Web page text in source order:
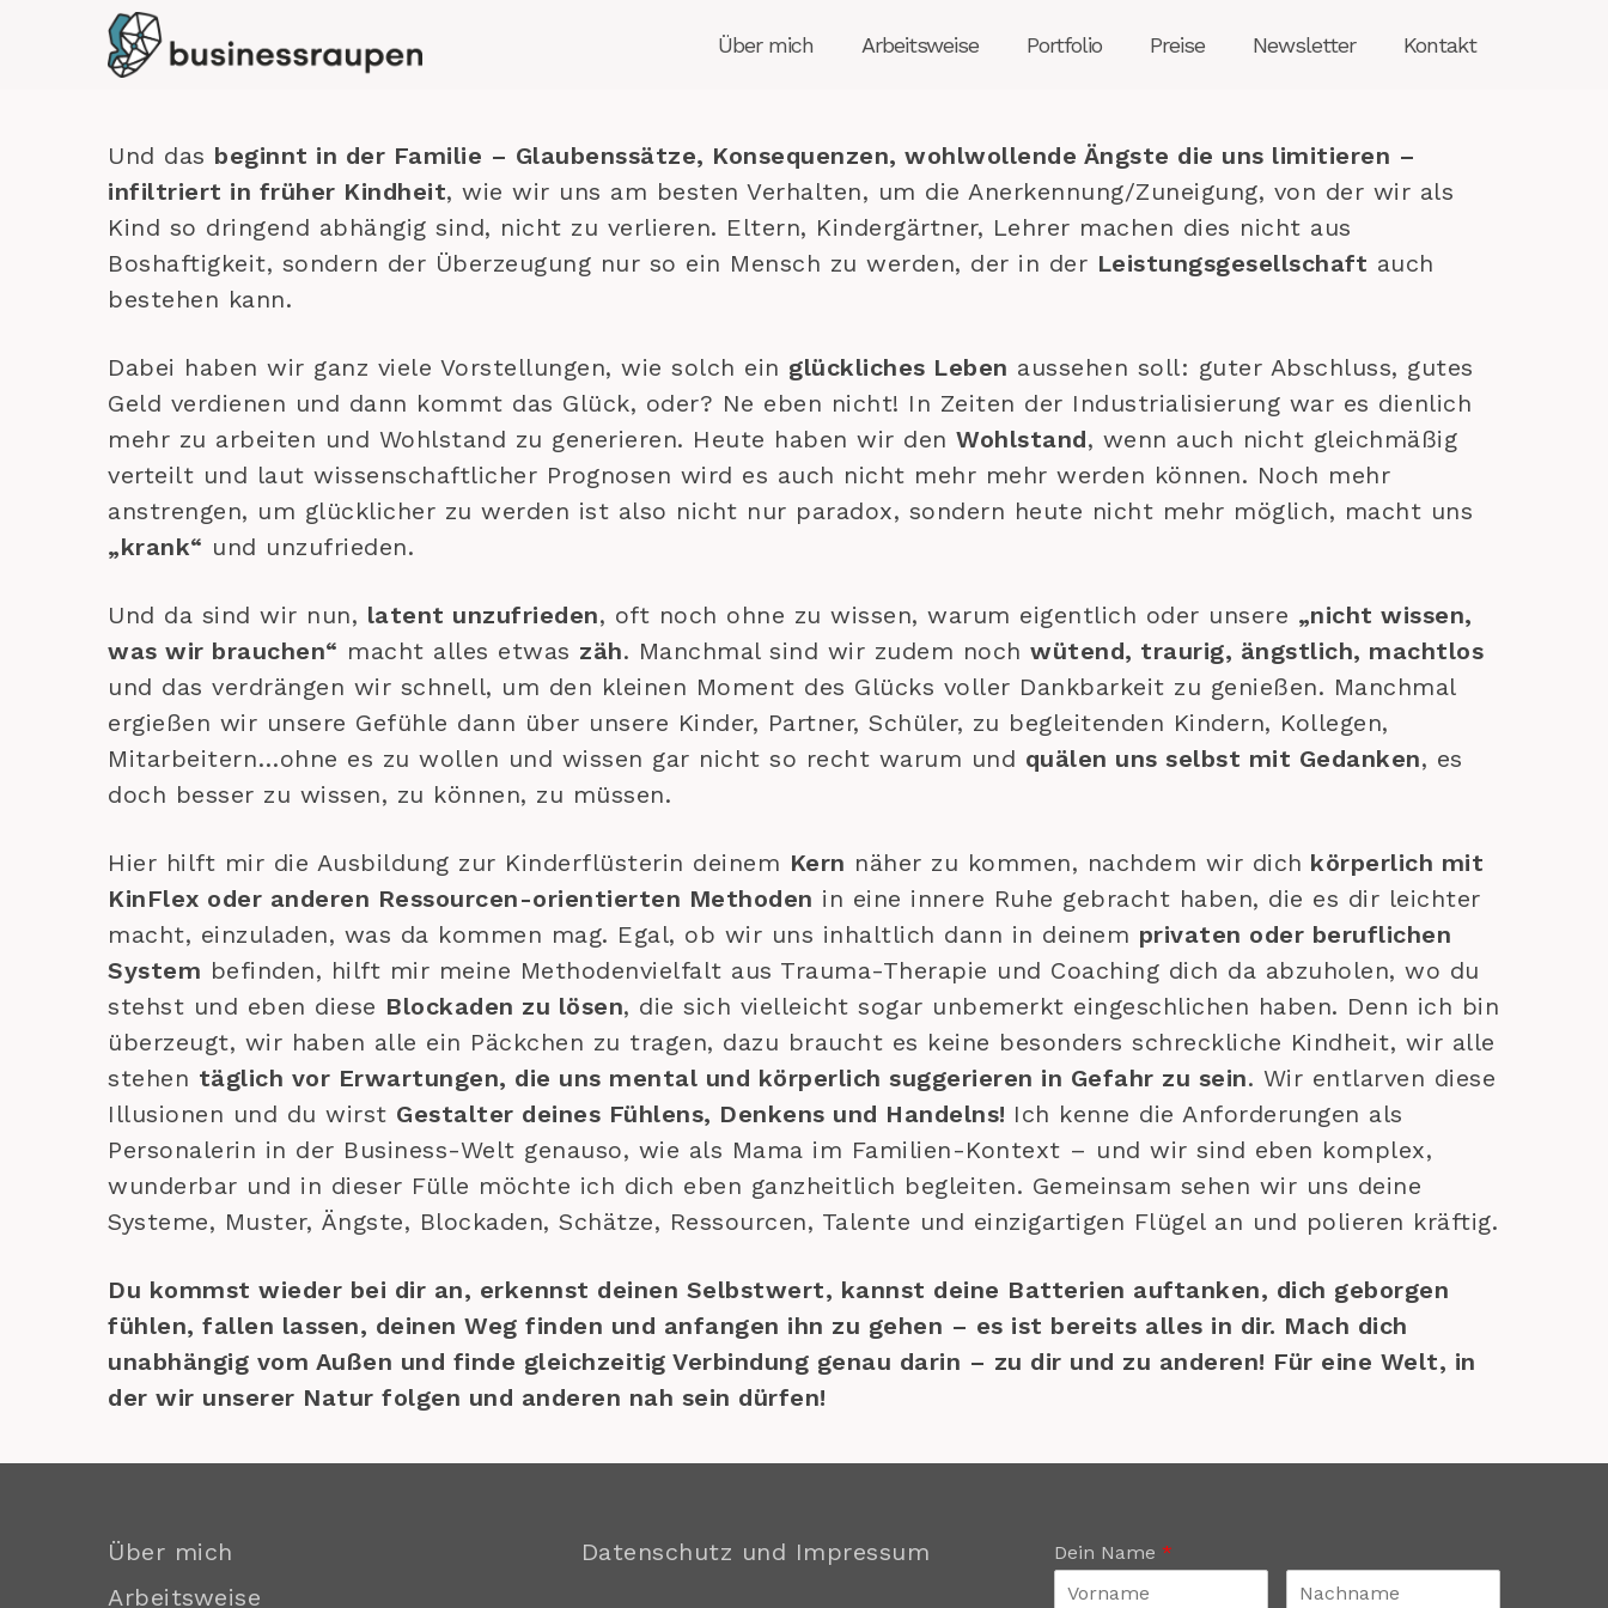
Über mich Arbeitsweise Portfolio Preise Newsletter Kontakt
Und das beginnt in der Familie – Glaubenssätze, Konsequenzen, wohlwollende Ängste die uns limitieren –
infiltriert in früher Kindheit, wie wir uns am besten Verhalten, um die Anerkennung/Zuneigung, von der wir als
Kind so dringend abhängig sind, nicht zu verlieren. Eltern, Kindergärtner, Lehrer machen dies nicht aus
Boshaftigkeit, sondern der Überzeugung nur so ein Mensch zu werden, der in der Leistungsgesellschaft auch
bestehen kann.
Dabei haben wir ganz viele Vorstellungen, wie solch ein glückliches Leben aussehen soll: guter Abschluss, gutes
Geld verdienen und dann kommt das Glück, oder? Ne eben nicht! In Zeiten der Industrialisierung war es dienlich
mehr zu arbeiten und Wohlstand zu generieren. Heute haben wir denWohlstand, wenn auch nicht gleichmäßig
verteilt und laut wissenschaftlicher Prognosen wird es auch nicht mehr mehr werden können. Noch mehr
anstrengen, um glücklicher zu werden ist also nicht nur paradox, sondern heute nicht mehr möglich, macht uns
„krank“ und unzufrieden.
Und da sind wir nun, latent unzufrieden, oft noch ohne zu wissen, warum eigentlich oder unsere „nicht wissen,
was wir brauchen“ macht alles etwas zäh. Manchmal sind wir zudem nochwütend, traurig, ängstlich, machtlos
und das verdrängen wir schnell, um den kleinen Moment des Glücks voller Dankbarkeit zu genießen. Manchmal
ergießen wir unsere Gefühle dann über unsere Kinder, Partner, Schüler, zu begleitenden Kindern, Kollegen,
Mitarbeitern…ohne es zu wollen und wissen gar nicht so recht warum und quälen uns selbst mit Gedanken, es
doch besser zu wissen, zu können, zu müssen.
Hier hilft mir die Ausbildung zur Kinderflüsterin deinem Kern näher zu kommen, nachdem wir dich körperlich mit
KinFlex oder anderen Ressourcen-orientierten Methoden in eine innere Ruhe gebracht haben, die es dir leichter
macht, einzuladen, was da kommen mag. Egal, ob wir uns inhaltlich dann in deinem privaten oder beruflichen
System befinden, hilft mir meine Methodenvielfalt aus Trauma-Therapie und Coaching dich da abzuholen, wo du
stehst und eben diese Blockaden zu lösen, die sich vielleicht sogar unbemerkt eingeschlichen haben. Denn ich bin
überzeugt, wir haben alle ein Päckchen zu tragen, dazu braucht es keine besonders schreckliche Kindheit, wir alle
stehen täglich vor Erwartungen, die uns mental und körperlich suggerieren in Gefahr zu sein. Wir entlarven diese
Illusionen und du wirst Gestalter deines Fühlens, Denkens und Handelns! Ich kenne die Anforderungen als
Personalerin in der Business-Welt genauso, wie als Mama im Familien-Kontext – und wir sind eben komplex,
wunderbar und in dieser Fülle möchte ich dich eben ganzheitlich begleiten. Gemeinsam sehen wir uns deine
Systeme, Muster, Ängste, Blockaden, Schätze, Ressourcen, Talente und einzigartigen Flügel an und polieren kräftig.
Du kommst wieder bei dir an, erkennst deinen Selbstwert, kannst deine Batterien auftanken, dich geborgen
fühlen, fallen lassen, deinen Weg finden und anfangen ihn zu gehen – es ist bereits alles in dir. Mach dich
unabhängig vom Außen und finde gleichzeitig Verbindung genau darin – zu dir und zu anderen! Für eine Welt, in
der wir unserer Natur folgen und anderen nah sein dürfen!
Über mich
Arbeitsweise
Datenschutz und Impressum Dein Name*